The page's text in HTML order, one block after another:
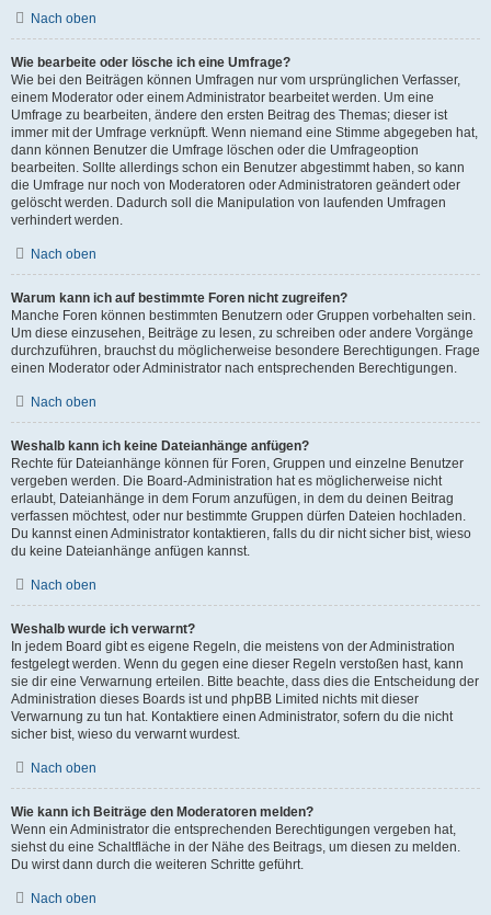
Nach oben
Wie bearbeite oder lösche ich eine Umfrage?
Wie bei den Beiträgen können Umfragen nur vom ursprünglichen Verfasser,
einem Moderator oder einem Administrator bearbeitet werden. Um eine
Umfrage zu bearbeiten, ändere den ersten Beitrag des Themas; dieser ist
immer mit der Umfrage verknüpft. Wenn niemand eine Stimme abgegeben hat,
dann können Benutzer die Umfrage löschen oder die Umfrageoption
bearbeiten. Sollte allerdings schon ein Benutzer abgestimmt haben, so kann
die Umfrage nur noch von Moderatoren oder Administratoren geändert oder
gelöscht werden. Dadurch soll die Manipulation von laufenden Umfragen
verhindert werden.
Nach oben
Warum kann ich auf bestimmte Foren nicht zugreifen?
Manche Foren können bestimmten Benutzern oder Gruppen vorbehalten sein.
Um diese einzusehen, Beiträge zu lesen, zu schreiben oder andere Vorgänge
durchzuführen, brauchst du möglicherweise besondere Berechtigungen. Frage
einen Moderator oder Administrator nach entsprechenden Berechtigungen.
Nach oben
Weshalb kann ich keine Dateianhänge anfügen?
Rechte für Dateianhänge können für Foren, Gruppen und einzelne Benutzer
vergeben werden. Die Board-Administration hat es möglicherweise nicht
erlaubt, Dateianhänge in dem Forum anzufügen, in dem du deinen Beitrag
verfassen möchtest, oder nur bestimmte Gruppen dürfen Dateien hochladen.
Du kannst einen Administrator kontaktieren, falls du dir nicht sicher bist, wieso
du keine Dateianhänge anfügen kannst.
Nach oben
Weshalb wurde ich verwarnt?
In jedem Board gibt es eigene Regeln, die meistens von der Administration
festgelegt werden. Wenn du gegen eine dieser Regeln verstoßen hast, kann
sie dir eine Verwarnung erteilen. Bitte beachte, dass dies die Entscheidung der
Administration dieses Boards ist und phpBB Limited nichts mit dieser
Verwarnung zu tun hat. Kontaktiere einen Administrator, sofern du die nicht
sicher bist, wieso du verwarnt wurdest.
Nach oben
Wie kann ich Beiträge den Moderatoren melden?
Wenn ein Administrator die entsprechenden Berechtigungen vergeben hat,
siehst du eine Schaltfläche in der Nähe des Beitrags, um diesen zu melden.
Du wirst dann durch die weiteren Schritte geführt.
Nach oben